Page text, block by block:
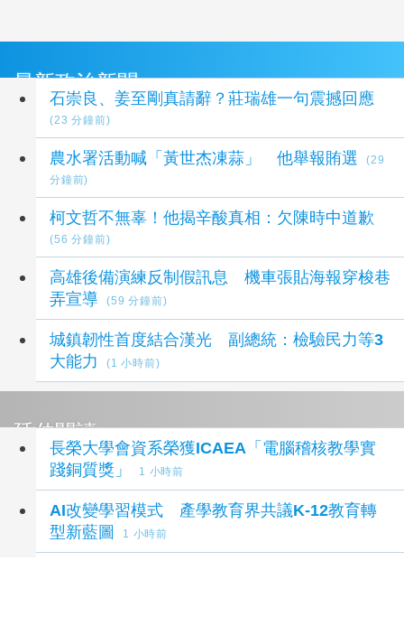
最新政治新聞
石崇良、姜至剛真請辭？莊瑞雄一句震撼回應
(23 分鐘前)
農水署活動喊「黃世杰凍蒜」 他舉報賄選
(29
分鐘前)
柯文哲不無辜！他揭辛酸真相：欠陳時中道歉
(56 分鐘前)
高雄後備演練反制假訊息 機車張貼海報穿梭巷
弄宣導
(59 分鐘前)
城鎮韌性首度結合漢光 副總統：檢驗民力等3
大能力
(1 小時前)
延伸閱讀
長榮大學會資系榮獲ICAEA「電腦稽核教學實
踐銅質獎」
1 小時前
AI改變學習模式 產學教育界共議K-12教育轉
型新藍圖
1 小時前